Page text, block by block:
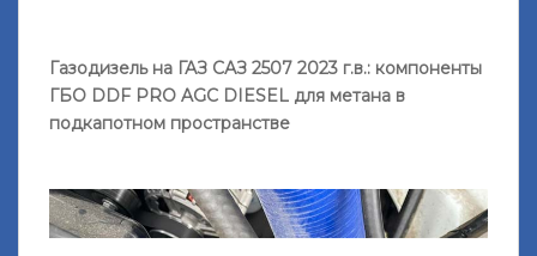
Газодизель на ГАЗ САЗ 2507 2023 г.в.: компоненты
ГБО DDF PRO AGС DIESEL для метана в
подкапотном пространстве